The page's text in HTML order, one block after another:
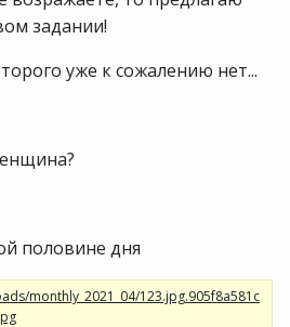
задании!
уже к сожалению нет...
половине дня